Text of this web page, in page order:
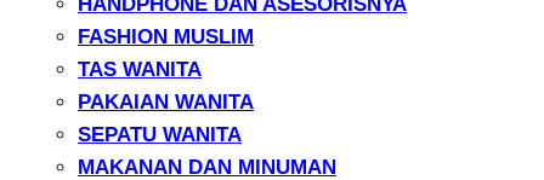
FASHION MUSLIM
TAS WANITA
PAKAIAN WANITA
SEPATU WANITA
MAKANAN DAN MINUMAN